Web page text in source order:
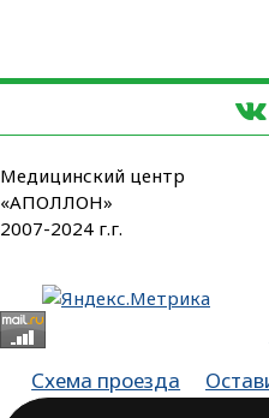
Медицинский центр
«АПОЛЛОН»
2007-2024 г.г.
Схема проезда